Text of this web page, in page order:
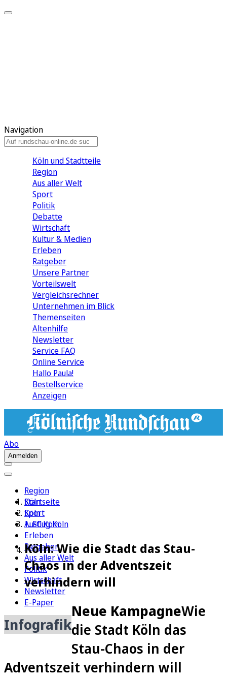
Navigation
Köln und Stadtteile
Region
Aus aller Welt
Sport
Politik
Debatte
Wirtschaft
Kultur & Medien
Erleben
Ratgeber
Unsere Partner
Vorteilswelt
Vergleichsrechner
Unternehmen im Blick
Themenseiten
Altenhilfe
Newsletter
Service FAQ
Online Service
Hallo Paula!
Bestellservice
Anzeigen
Abo
Anmelden
Region
Köln
Sport
1. FC Köln
Erleben
Ratgeber
Aus aller Welt
Politik
Wirtschaft
Newsletter
E-Paper
Startseite
Köln
Ausflug Köln
Köln: Wie die Stadt das Stau-
Chaos in der Adventszeit
verhindern will
Infografik
Neue KampagneWie
die Stadt Köln das
Stau-Chaos in der
Adventszeit verhindern will